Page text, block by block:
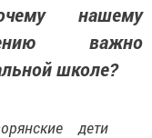
нашему
важно
школе?
дети